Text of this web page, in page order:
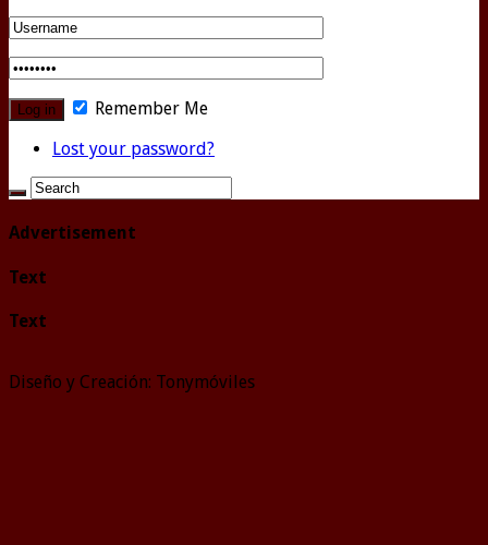
Remember Me
Lost your password?
Advertisement
Text
Text
Diseño y Creación: Tonymóviles